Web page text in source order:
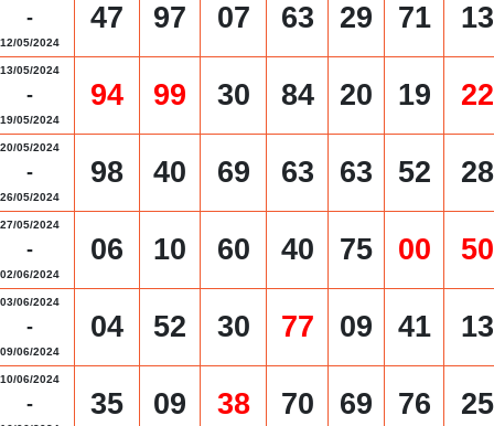
-
12/05/2024
47 97 07 63 29 71 13
13/05/2024
-
19/05/2024
94 99 30 84 20 19 22
20/05/2024
-
26/05/2024
98 40 69 63 63 52 28
27/05/2024
-
02/06/2024
06 10 60 40 75 00 50
03/06/2024
-
09/06/2024
04 52 30 77 09 41 13
10/06/2024
- 35 09 38 70 69 76 25